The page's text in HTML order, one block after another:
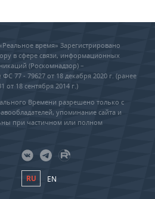
время» Зарегистрировано
в сфере связи, информационных
(Роскомнадзор) –
77 - 79627 от 18 декабря 2020 г. (ранее
от 18 сентября 2014 г.)
Времени разрешено только с
упоминание сайта и
при частичном или полном
RU EN